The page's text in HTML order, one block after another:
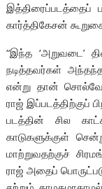
இத்திரைப்படத்தைப்
கார்த்திகேசன்
“இந்த ‘அறுவடை’
நடித்தவர்கள்
என்று தான்
ராஜ் இப்படத்திற்குப்
படத்தின் சில
காடுகளுக்குள்
மாற்றுவதற்குச்
ராஜ் அதைப்